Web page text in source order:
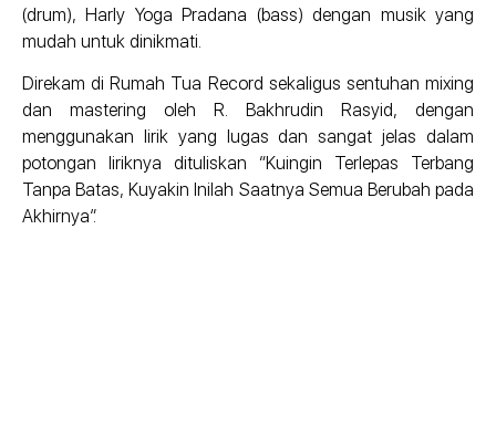
(drum), Harly Yoga Pradana (bass) dengan musik yang
mudah untuk dinikmati.
Direkam di Rumah Tua Record sekaligus sentuhan mixing
dan mastering oleh R. Bakhrudin Rasyid, dengan
menggunakan lirik yang lugas dan sangat jelas dalam
potongan liriknya dituliskan “Kuingin Terlepas Terbang
Tanpa Batas, Kuyakin Inilah Saatnya Semua Berubah pada
Akhirnya”.